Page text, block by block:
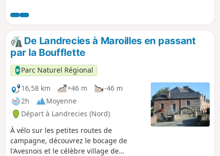
De Landrecies à Maroilles en passant
par la Boufflette
Parc Naturel Régional
16,58 km
+46 m
-46 m
2h
Moyenne
Départ à Landrecies (Nord)
À vélo sur les petites routes de
campagne, découvrez le bocage de
l'Avesnois et le célèbre village de